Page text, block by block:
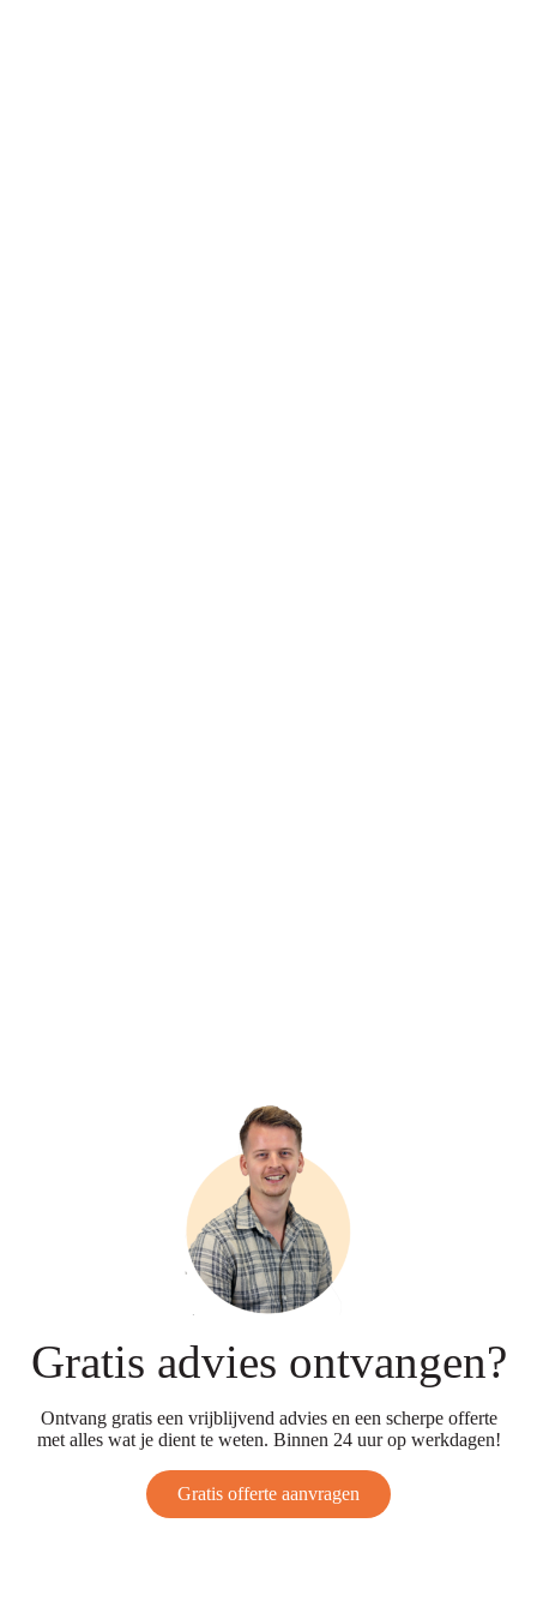
Gratis advies ontvangen?
Ontvang gratis een vrijblijvend advies en een scherpe offerte
met alles wat je dient te weten. Binnen 24 uur op werkdagen!
Gratis offerte aanvragen